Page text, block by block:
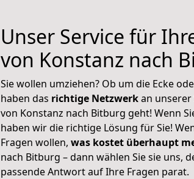
Unser Service für
von Konstanz nach
Sie wollen umziehen? Ob um die Ecke
haben das richtige Netzwerkan unserer
von Konstanz nach Bitburg geht! Wenn
haben wir die richtige Lösung für Sie!
Fragen wollen, was kostet überhaupt
nach Bitburg – dann wählen Sie sie uns,
passende Antwort auf Ihre Fragen parat.